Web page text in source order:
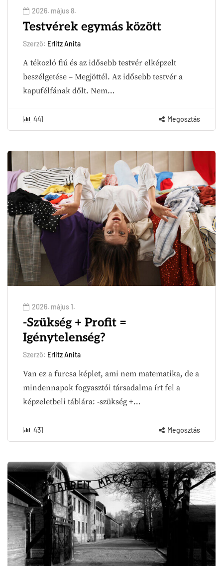
2026. május 8.
Testvérek egymás között
Szerző: Erlitz Anita
A tékozló fiú és az idősebb testvér elképzelt
beszélgetése – Megjöttél. Az idősebb testvér a
kapufélfának dőlt. Nem…
441 Megosztás
2026. május 1.
-Szükség + Profit =
Igénytelenség?
Szerző: Erlitz Anita
Van ez a furcsa képlet, ami nem matematika, de a
mindennapok fogyasztói társadalma írt fel a
képzeletbeli táblára: -szükség +…
431 Megosztás